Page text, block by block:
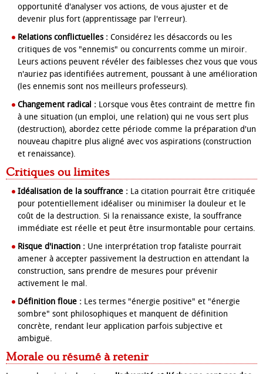
opportunité d'analyser vos actions, de vous ajuster et de
devenir plus fort (apprentissage par l'erreur).
Relations conflictuelles : Considérez les désaccords ou les
critiques de vos "ennemis" ou concurrents comme un miroir.
Leurs actions peuvent révéler des faiblesses chez vous que vous
n'auriez pas identifiées autrement, poussant à une amélioration
(les ennemis sont nos meilleurs professeurs).
Changement radical : Lorsque vous êtes contraint de mettre fin
à une situation (un emploi, une relation) qui ne vous sert plus
(destruction), abordez cette période comme la préparation d'un
nouveau chapitre plus aligné avec vos aspirations (construction
et renaissance).
Critiques ou limites
Idéalisation de la souffrance : La citation pourrait être critiquée
pour potentiellement idéaliser ou minimiser la douleur et le
coût de la destruction. Si la renaissance existe, la souffrance
immédiate est réelle et peut être insurmontable pour certains.
Risque d'inaction : Une interprétation trop fataliste pourrait
amener à accepter passivement la destruction en attendant la
construction, sans prendre de mesures pour prévenir
activement le mal.
Définition floue : Les termes "énergie positive" et "énergie
sombre" sont philosophiques et manquent de définition
concrète, rendant leur application parfois subjective et
ambiguë.
Morale ou résumé à retenir